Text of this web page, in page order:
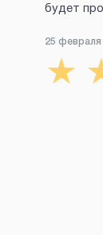
будет
25 февраля
★